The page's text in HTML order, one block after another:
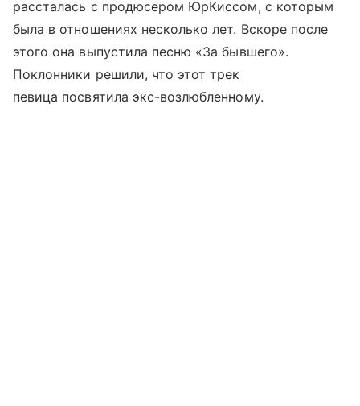
рассталась с продюсером ЮрКиссом, с которым
была в отношениях несколько лет. Вскоре после
этого она выпустила песню «За бывшего».
Поклонники решили, что этот трек
певица посвятила экс-возлюбленному.